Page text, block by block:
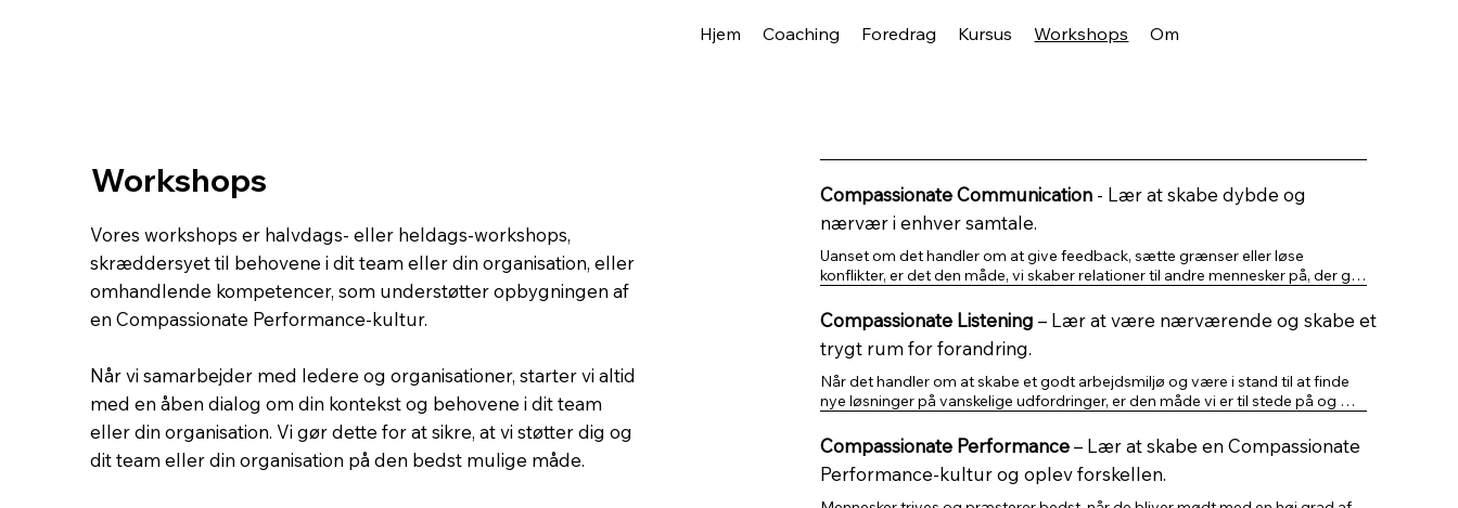
Hjem Coaching Foredrag Kursus Workshops Om
Workshops
Vores workshops er halvdags- eller heldags-workshops,
skræddersyet til behovene i dit team eller din organisation, eller
omhandlende kompetencer, som understøtter opbygningen af
en Compassionate Performance-kultur.
Når vi samarbejder med ledere og organisationer, starter vi altid
med en åben dialog om din kontekst og behovene i dit team
eller din organisation. Vi gør dette for at sikre, at vi støtter dig og
dit team eller din organisation på den bedst mulige måde.
Compassionate Communication - Lær at skabe dybde og
nærvær i enhver samtale.
Uanset om det handler om at give feedback, sætte grænser eller løse
konflikter, er det den måde, vi skaber relationer til andre mennesker på, der gør
Compassionate Communication er en banebrydende tilgang til at udtrykke
sig klart uden at dømme og til at lytte med stort nærvær og tilstedevær.
Deltagerne får praktiske værktøjer, der kan bruges med det samme til at
styrke relationer og opbygge en mere menneskelig arbejdsplads.
Compassionate Listening – Lær at være nærværende og skabe et
trygt rum for forandring.
Når det handler om at skabe et godt arbejdsmiljø og være i stand til at finde
nye løsninger på vanskelige udfordringer, er den måde vi er til stede på og
Compassionate listening er en praktisk tilgang til at skabe en bedre og dybere
forbindelse til dine egne og andres følelser og behov i vanskelige situationer,
og du bliver i stand til fuldt ud at omfavne en anden persons udfordringer
Compassionate Performance– Lær at skabe en Compassionate
Performance-kultur og oplev forskellen.